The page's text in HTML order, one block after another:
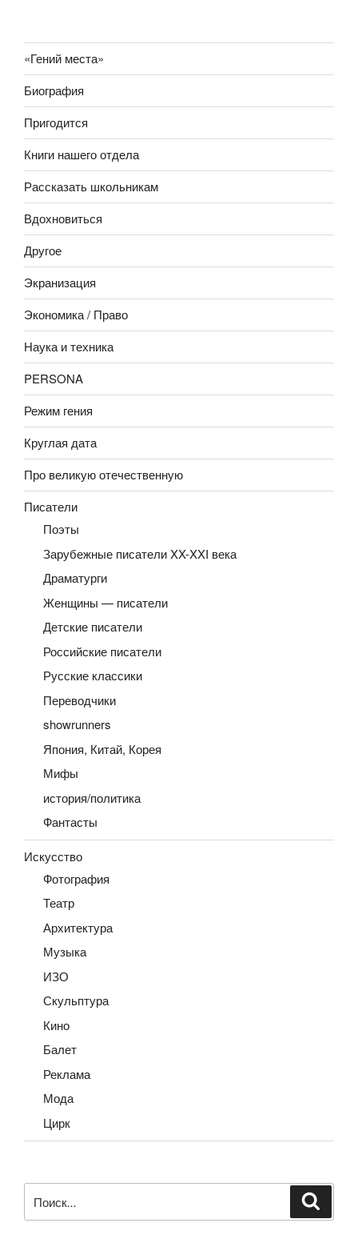
«Гений места»
Биография
Пригодится
Книги нашего отдела
Рассказать школьникам
Вдохновиться
Другое
Экранизация
Экономика / Право
Наука и техника
PERSONA
Режим гения
Круглая дата
Про великую отечественную
Писатели
Поэты
Зарубежные писатели XX-XXI века
Драматурги
Женщины — писатели
Детские писатели
Российские писатели
Русские классики
Переводчики
showrunners
Япония, Китай, Корея
Мифы
история/политика
Фантасты
Искусство
Фотография
Театр
Архитектура
Музыка
ИЗО
Скульптура
Кино
Балет
Реклама
Мода
Цирк